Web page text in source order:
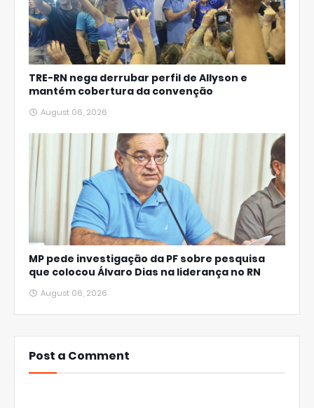
TRE-RN nega derrubar perfil de Allyson e
mantém cobertura da convenção
August 06, 2026
MP pede investigação da PF sobre pesquisa
que colocou Álvaro Dias na liderança no RN
August 06, 2026
Post a Comment